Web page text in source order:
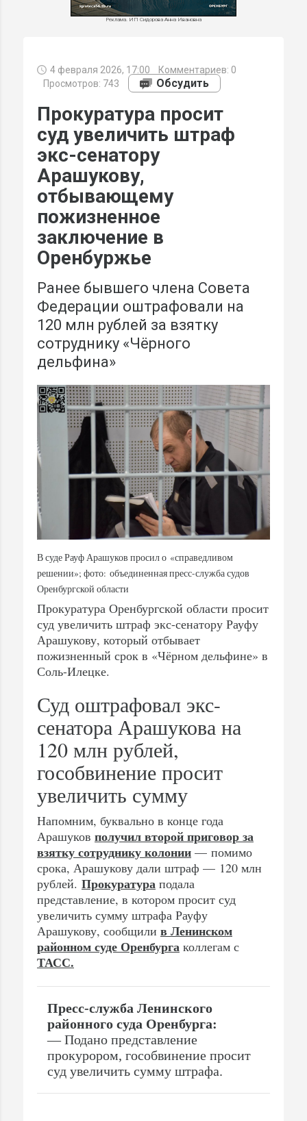
Реклама. ИП Сидорова Анна Ивановна
4 февраля 2026, 17:00 Комментариев: 0
Просмотров: 743
Обсудить
Прокуратура просит
суд увеличить штраф
экс-сенатору
Арашукову,
отбывающему
пожизненное
заключение в
Оренбуржье
Ранее бывшего члена Совета
Федерации оштрафовали на
120 млн рублей за взятку
сотруднику «Чёрного
дельфина»
В суде Рауф Арашуков просил о «справедливом
решении»; фото: объединенная пресс-служба судов
Оренбургской области
Прокуратура Оренбургской области просит
суд увеличить штраф экс-сенатору Рауфу
Арашукову, который отбывает
пожизненный срок в «Чёрном дельфине» в
Соль-Илецке.
Суд оштрафовал экс-
сенатора Арашукова на
120 млн рублей,
гособвинение просит
увеличить сумму
Напомним, буквально в конце года
Арашуков получил второй приговор за
взятку сотруднику колонии — помимо
срока, Арашукову дали штраф — 120 млн
рублей. Прокуратура подала
представление, в котором просит суд
увеличить сумму штрафа Рауфу
Арашукову, сообщили в Ленинском
районном суде Оренбурга коллегам с
ТАСС.
Пресс-служба Ленинского
районного суда Оренбурга:
— Подано представление
прокурором, гособвинение просит
суд увеличить сумму штрафа.